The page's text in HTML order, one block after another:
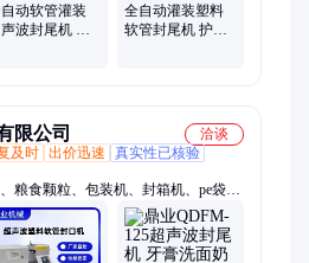
动软管灌装
波封尾机 铝
全自动灌装塑料
软管封尾机 护手
限公司
洽谈
及时 出价迅速
真实性已核验
粮食颗粒、包装机、封箱机、pe袋封
装机、肥料灌装机、真空封口机、大
气封口机、大米袋封口机、手提袋封
瓶拧盖机、磁力泵灌装机、流水线灌